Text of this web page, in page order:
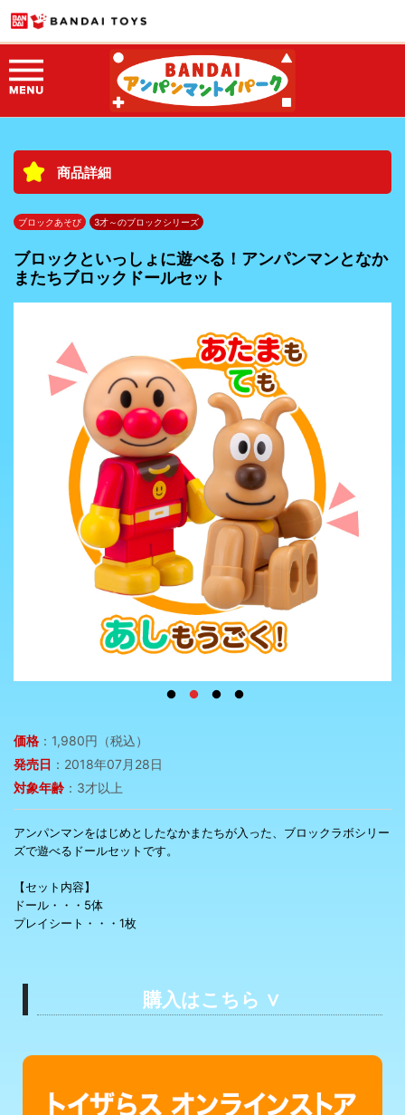
商品詳細
ブロックあそび 3才～のブロックシリーズ
ブロックといっしょに遊べる！アンパンマンとなか
またちブロックドールセット
価格 ：1,980円（税込）
発売日 ：2018年07月28日
対象年齢 ：3才以上
アンパンマンをはじめとしたなかまたちが入った、ブロックラボシリー
ズで遊べるドールセットです。
【セット内容】
ドール・・・5体
プレイシート・・・1枚
購入はこちら ∨